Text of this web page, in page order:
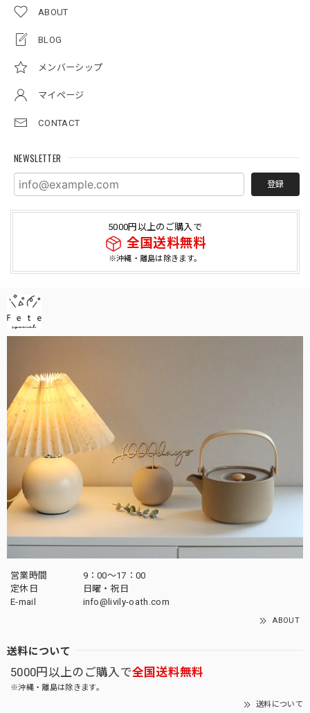
ABOUT
BLOG
メンバーシップ
マイページ
CONTACT
NEWSLETTER
登録
5000円以上のご購入で
全国送料無料
※沖縄・離島は除きます。
営業時間
9：00～17：00
定休日
日曜・祝日
E-mail
info@livily-oath.com
ABOUT
送料について
5000円以上のご購入で全国送料無料
※沖縄・離島は除きます。
送料について